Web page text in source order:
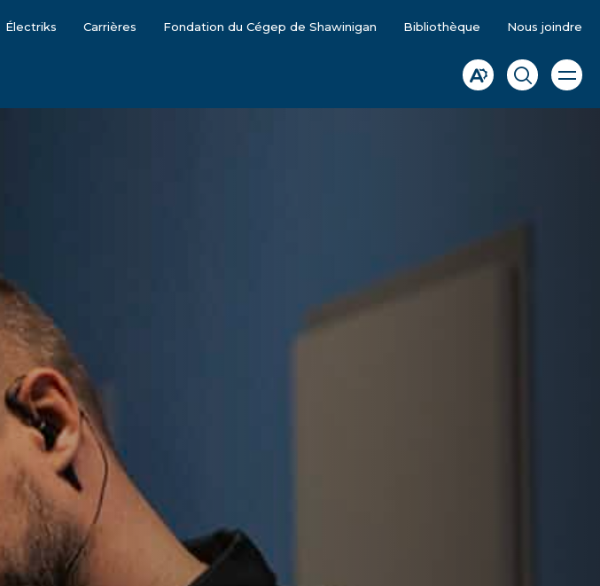
Électriks Carrières Fondation du Cégep de Shawinigan Bibliothèque Nous joindre
Ouvrir
la
Ouvrir
la
Ouvrir
la